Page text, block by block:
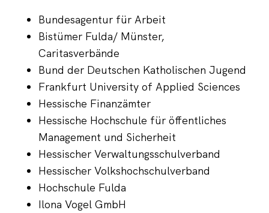
Bundesagentur für Arbeit
Bistümer Fulda/ Münster,
Caritasverbände
Bund der Deutschen Katholischen Jugend
Frankfurt University of Applied Sciences
Hessische Finanzämter
Hessische Hochschule für öffentliches
Management und Sicherheit
Hessischer Verwaltungsschulverband
Hessischer Volkshochschulverband
Hochschule Fulda
Ilona Vogel GmbH